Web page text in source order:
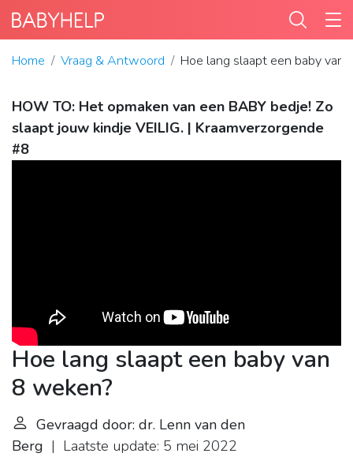
Home Vraag & Antwoord Hoe lang slaapt een baby van
HOW TO: Het opmaken van een BABY bedje! Zo
slaapt jouw kindje VEILIG. | Kraamverzorgende
#8
Hoe lang slaapt een baby van
8 weken?
Gevraagd door: dr. Lenn van den
Berg | Laatste update: 5 mei 2022